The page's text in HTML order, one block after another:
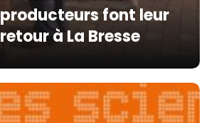
producteurs font leur
retour à La Bresse